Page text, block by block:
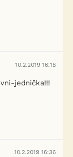
10.2.2019 16:18
jednička!!!
10.2.2019 16:36